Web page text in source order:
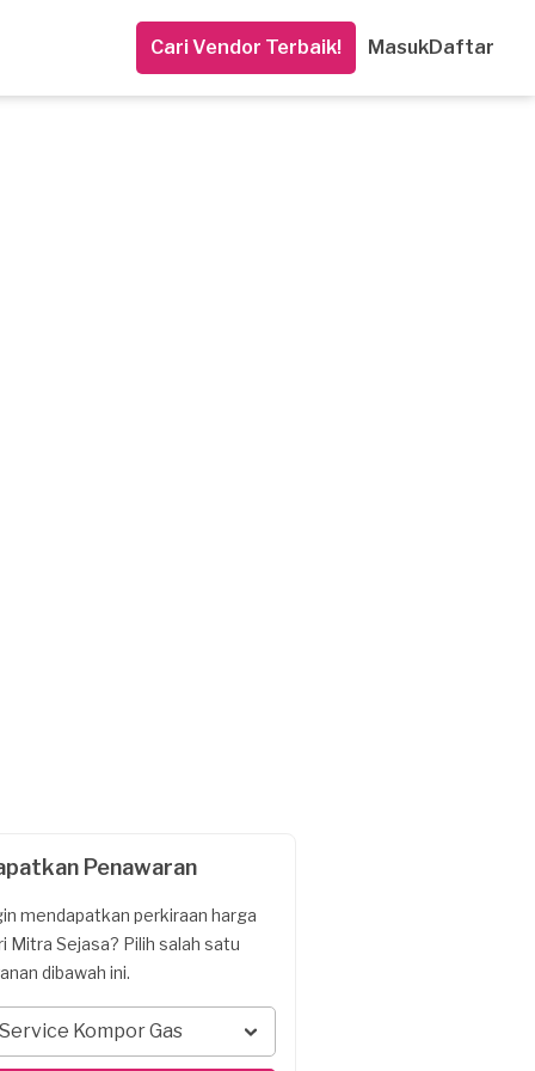
Cari Vendor Terbaik! MasukDaftar
Penawaran
mendapatkan perkiraan harga
Mitra Sejasa? Pilih salah satu
dibawah ini.
Service Kompor Gas